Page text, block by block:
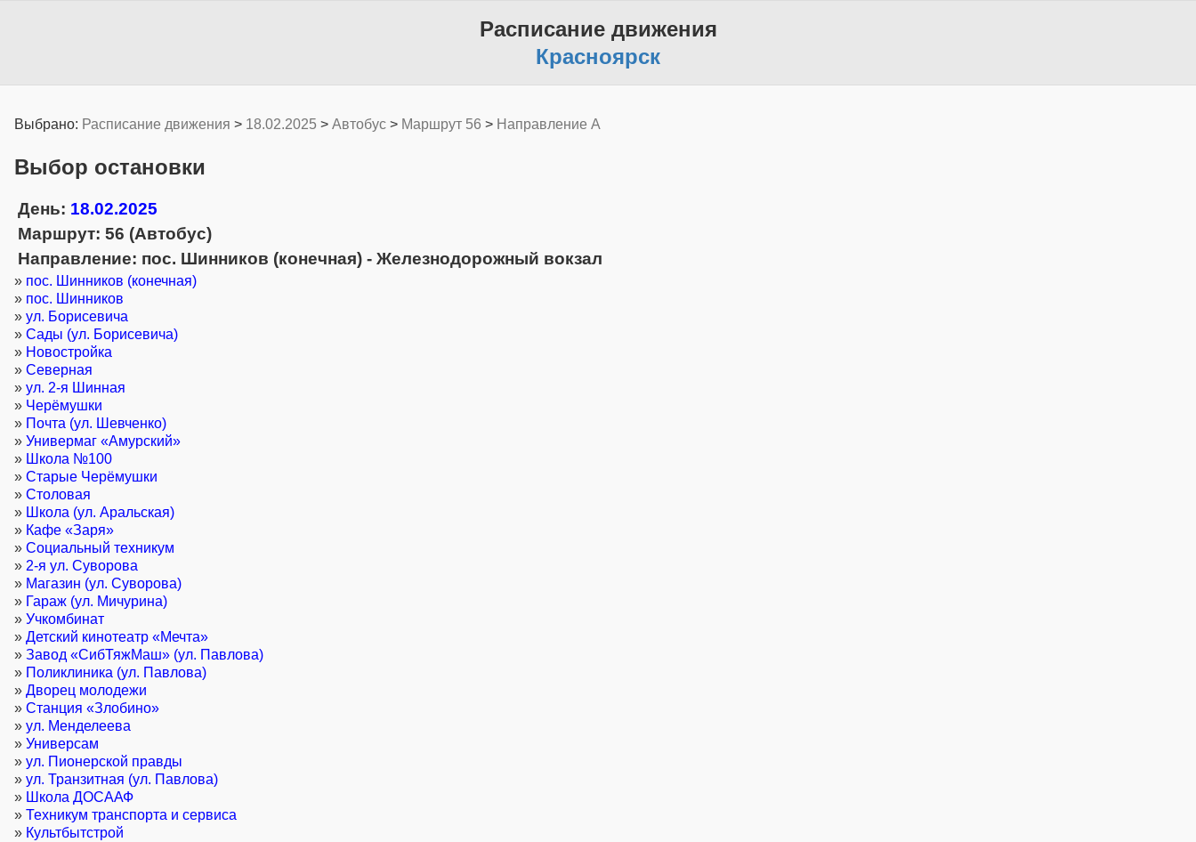
Расписание движения
Красноярск
Выбрано: Расписание движения > 18.02.2025 > Автобус > Маршрут 56 > Направление A
Выбор остановки
День: 18.02.2025
Маршрут: 56 (Автобус)
Направление: пос. Шинников (конечная) - Железнодорожный вокзал
» пос. Шинников (конечная)
» пос. Шинников
» ул. Борисевича
» Сады (ул. Борисевича)
» Новостройка
» Северная
» ул. 2-я Шинная
» Черёмушки
» Почта (ул. Шевченко)
» Универмаг «Амурский»
» Школа №100
» Старые Черёмушки
» Столовая
» Школа (ул. Аральская)
» Кафе «Заря»
» Социальный техникум
» 2-я ул. Суворова
» Магазин (ул. Суворова)
» Гараж (ул. Мичурина)
» Учкомбинат
» Детский кинотеатр «Мечта»
» Завод «СибТяжМаш» (ул. Павлова)
» Поликлиника (ул. Павлова)
» Дворец молодежи
» Станция «Злобино»
» ул. Менделеева
» Универсам
» ул. Пионерской правды
» ул. Транзитная (ул. Павлова)
» Школа ДОСААФ
» Техникум транспорта и сервиса
» Культбытстрой